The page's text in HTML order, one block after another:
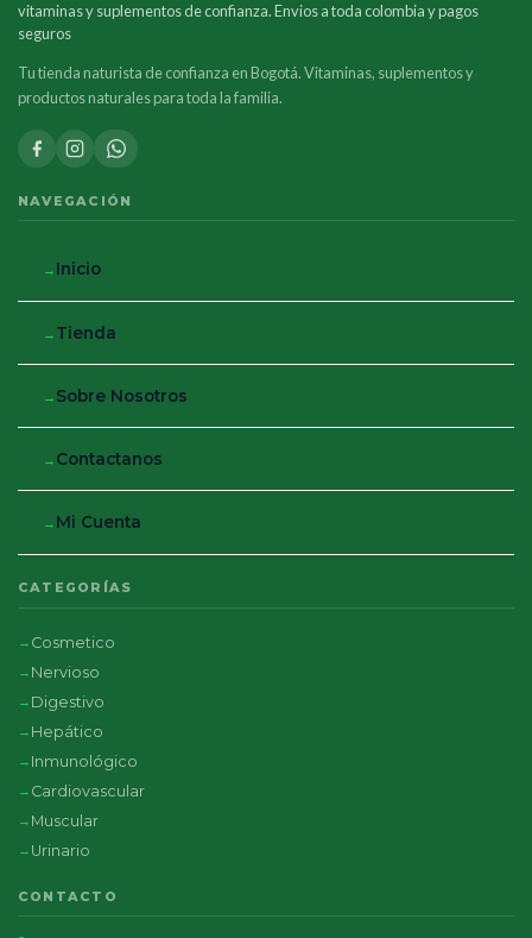
vitaminas y suplementos de confianza. Envios a toda colombia y pagos
seguros
Tu tienda naturista de confianza en Bogotá. Vitaminas, suplementos y
productos naturales para toda la familia.
NAVEGACIÓN
Inicio
Tienda
Sobre Nosotros
Contactanos
Mi Cuenta
CATEGORÍAS
Cosmetico
Nervioso
Digestivo
Hepático
Inmunológico
Cardiovascular
Muscular
Urinario
CONTACTO